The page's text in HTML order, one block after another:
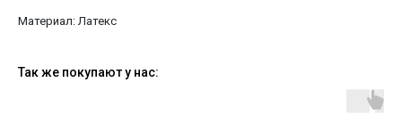
Материал: Латекс
Так же покупают у нас: